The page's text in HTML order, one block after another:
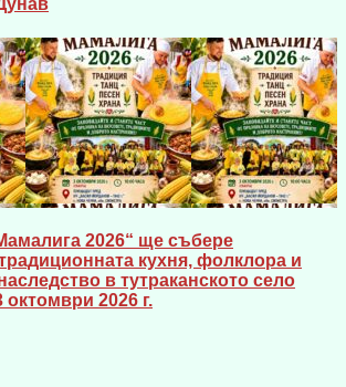
2026“ ще събере
кухня, фолклора и
в тутраканското село
2026 г.